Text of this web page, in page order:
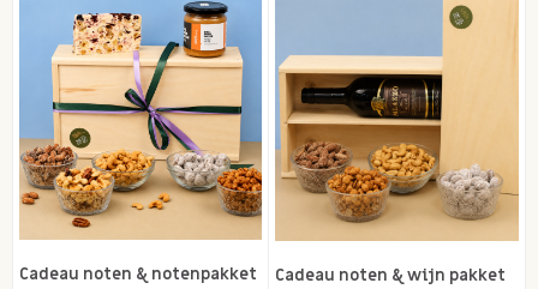
Cadeau noten & notenpakket Cadeau noten & wijn pakket